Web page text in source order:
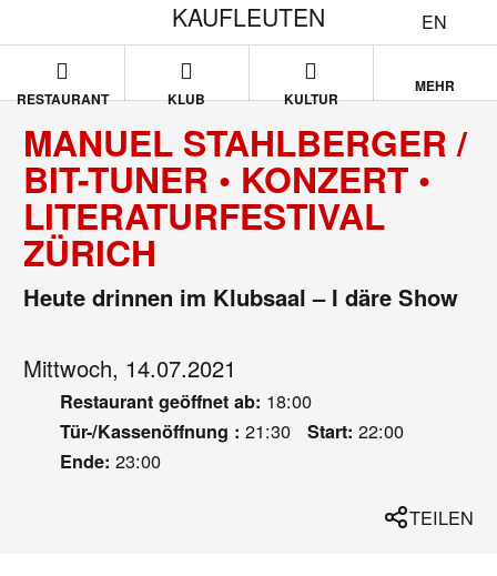
EN
KAUFLEUTEN
RESTAURANT KLUB KULTUR
MEHR
MANUEL STAHLBERGER /
BIT-TUNER • KONZERT •
LITERATURFESTIVAL
ZÜRICH
Heute drinnen im Klubsaal – I däre Show
Mittwoch, 14.07.2021
Restaurant geöffnet ab: 18:00
Tür-/Kassenöffnung : 21:30 Start: 22:00
Ende: 23:00
TEILEN